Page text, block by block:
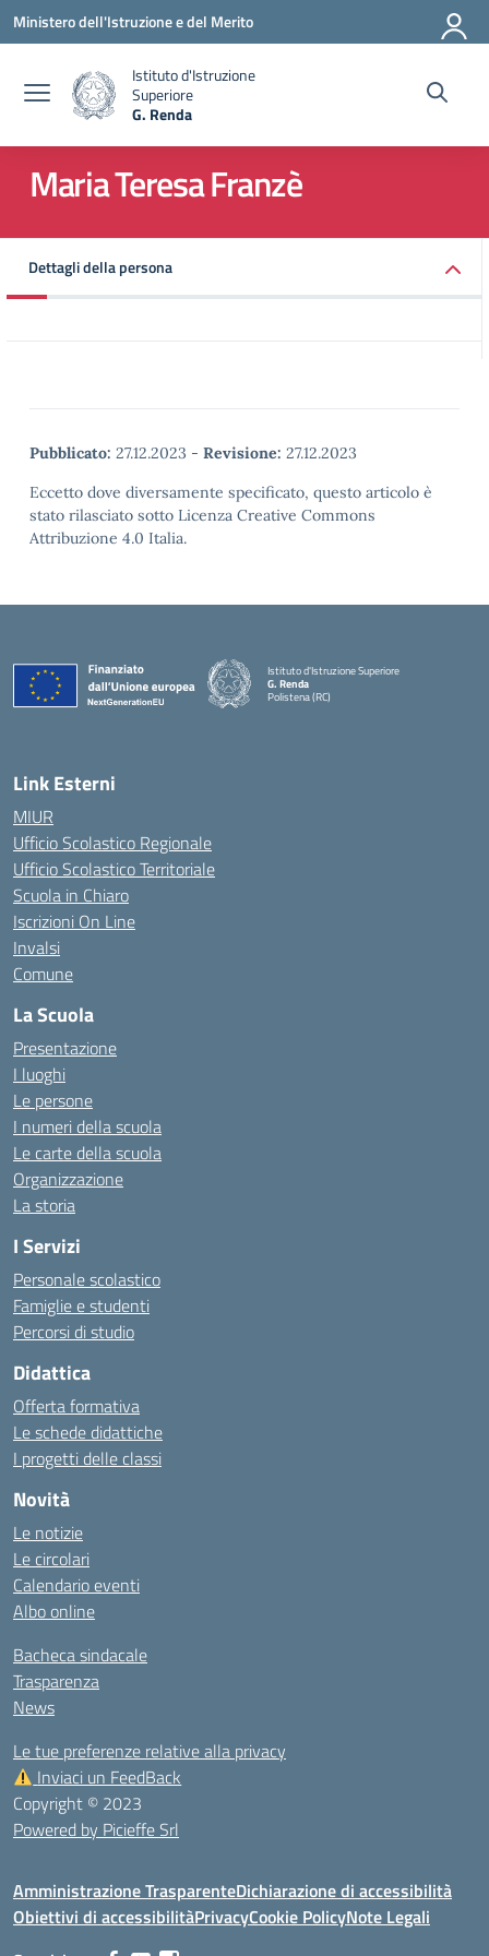
Vai ai contenuti
Vai al menu di navigazione
Vai al footer
Ministero dell'Istruzione e del Merito
Istituto d'Istruzione
Superiore
G. Renda
Maria Teresa Franzè
Dettagli della persona
Pubblicato: 27.12.2023 - Revisione: 27.12.2023
Eccetto dove diversamente specificato, questo articolo è
stato rilasciato sotto Licenza Creative Commons
Attribuzione 4.0 Italia.
Istituto d'Istruzione Superiore
G. Renda
Polistena (RC)
Link Esterni
MIUR
Ufficio Scolastico Regionale
Ufficio Scolastico Territoriale
Scuola in Chiaro
Iscrizioni On Line
Invalsi
Comune
La Scuola
Presentazione
I luoghi
Le persone
I numeri della scuola
Le carte della scuola
Organizzazione
La storia
I Servizi
Personale scolastico
Famiglie e studenti
Percorsi di studio
Didattica
Offerta formativa
Le schede didattiche
I progetti delle classi
Novità
Le notizie
Le circolari
Calendario eventi
Albo online
Bacheca sindacale
Trasparenza
News
Le tue preferenze relative alla privacy
Inviaci un FeedBack
Copyright © 2023
Powered by Picieffe Srl
Amministrazione TrasparenteDichiarazione di accessibilità
Obiettivi di accessibilitàPrivacyCookie PolicyNote Legali